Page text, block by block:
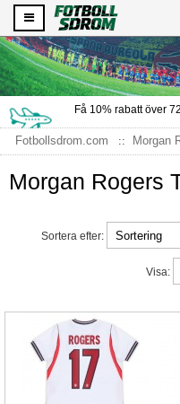
Få 10%rabatt över
Fotbollsdrom.com Morgan
Morgan Rogers
Sortera efter:
Visa: